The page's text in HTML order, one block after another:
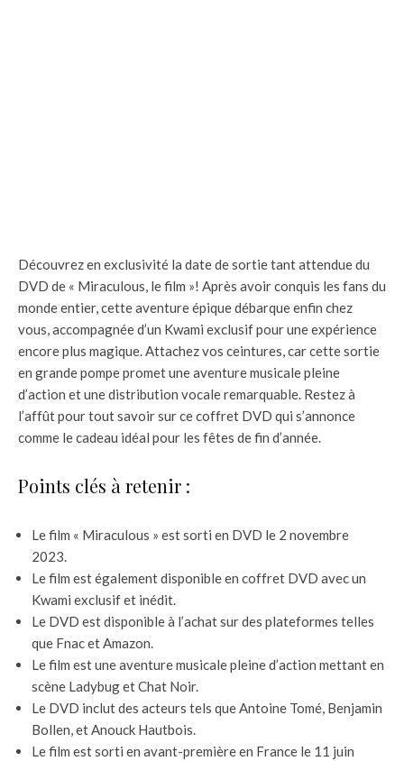
Découvrez en exclusivité la date de sortie tant attendue du
DVD de « Miraculous, le film »! Après avoir conquis les fans du
monde entier, cette aventure épique débarque enfin chez
vous, accompagnée d’un Kwami exclusif pour une expérience
encore plus magique. Attachez vos ceintures, car cette sortie
en grande pompe promet une aventure musicale pleine
d’action et une distribution vocale remarquable. Restez à
l’affût pour tout savoir sur ce coffret DVD qui s’annonce
comme le cadeau idéal pour les fêtes de fin d’année.
Points clés à retenir :
Le film « Miraculous » est sorti en DVD le 2 novembre
2023.
Le film est également disponible en coffret DVD avec un
Kwami exclusif et inédit.
Le DVD est disponible à l’achat sur des plateformes telles
que Fnac et Amazon.
Le film est une aventure musicale pleine d’action mettant en
scène Ladybug et Chat Noir.
Le DVD inclut des acteurs tels que Antoine Tomé, Benjamin
Bollen, et Anouck Hautbois.
Le film est sorti en avant-première en France le 11 juin